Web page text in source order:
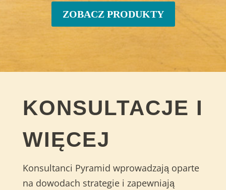
ZOBACZ PRODUKTY
KONSULTACJE I
WIĘCEJ
Konsultanci Pyramid wprowadzają oparte
na dowodach strategie i zapewniają